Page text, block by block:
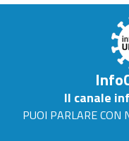
Il canale
PUOI PARLARE CON